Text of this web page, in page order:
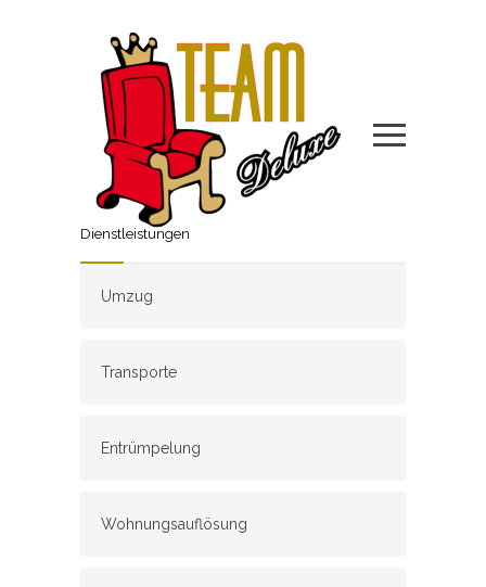
Dienstleistungen
Umzug
Transporte
Entrümpelung
Wohnungsauflösung